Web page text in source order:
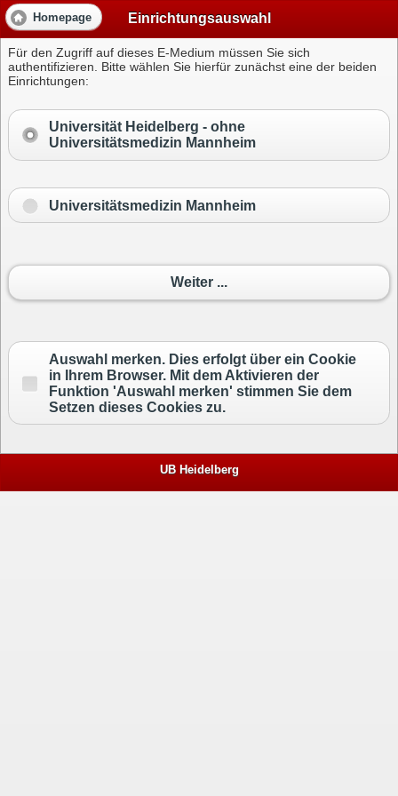
Homepage Einrichtungsauswahl
Für den Zugriff auf dieses E-Medium müssen Sie sich
authentifizieren. Bitte wählen Sie hierfür zunächst eine der beiden
Einrichtungen:
Universität Heidelberg - ohne
Universitätsmedizin Mannheim
Universitätsmedizin Mannheim
Weiter ...
Auswahl merken. Dies erfolgt über ein Cookie
in Ihrem Browser. Mit dem Aktivieren der
Funktion 'Auswahl merken' stimmen Sie dem
Setzen dieses Cookies zu.
UB Heidelberg